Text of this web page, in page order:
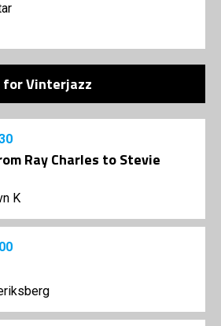
for Vinterjazz
Ray Charles to Stevie
K